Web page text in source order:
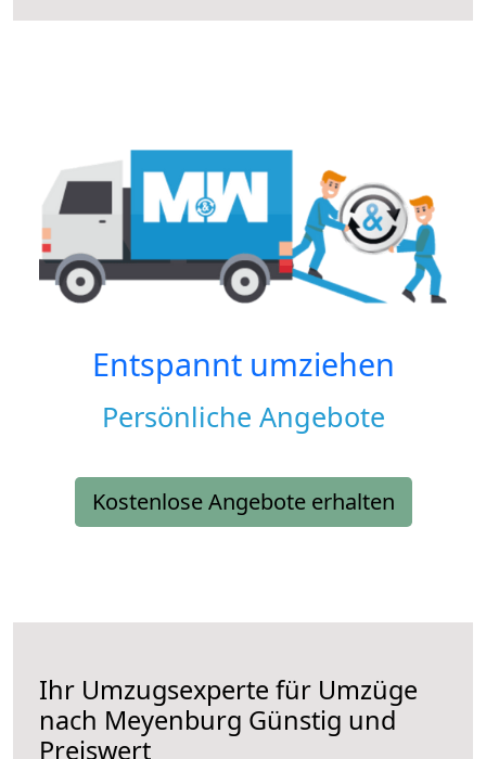
Entspannt umziehen
Persönliche Angebote
Kostenlose Angebote erhalten
Ihr Umzugsexperte für Umzüge
nach Meyenburg Günstig und
Preiswert